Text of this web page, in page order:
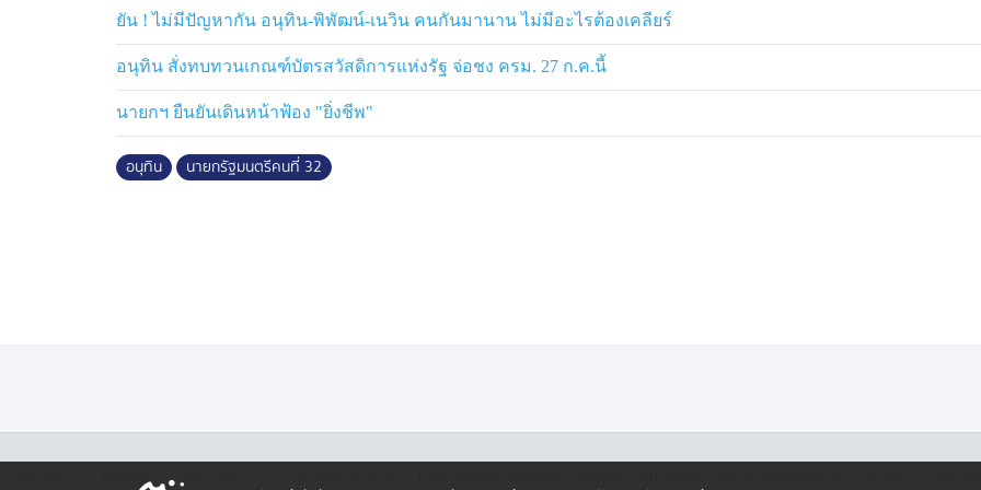
ยัน ! ไม่มีปัญหากัน อนุทิน-พิพัฒน์-เนวิน คนกันมานาน ไม่มีอะไรต้องเคลียร์
อนุทิน สั่งทบทวนเกณฑ์บัตรสวัสดิการแห่งรัฐ จ่อชง ครม. 27 ก.ค.นี้
นายกฯ ยืนยันเดินหน้าฟ้อง "ยิ่งชีพ"
อนุทิน นายกรัฐมนตรีคนที่ 32